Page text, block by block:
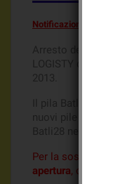
Notificazione importante
Arresto della
LOGISTY del pila
2013.
Il pila Batli28 è
nuovi pile Batli38,
Batli28 nei rilevatori.
Per la sostituzione
apertura, comandate i